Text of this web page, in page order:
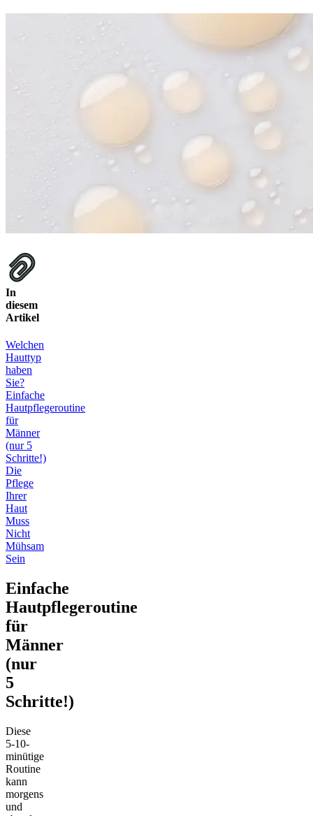
In
diesem
Artikel
Welchen
Hauttyp
haben
Sie?
Einfache
Hautpflegeroutine
für
Männer
(nur 5
Schritte!)
Die
Pflege
Ihrer
Haut
Muss
Nicht
Mühsam
Sein
Einfache
Hautpflegeroutine
für
Männer
(nur
5
Schritte!)
Diese
5-10-
minütige
Routine
kann
morgens
und